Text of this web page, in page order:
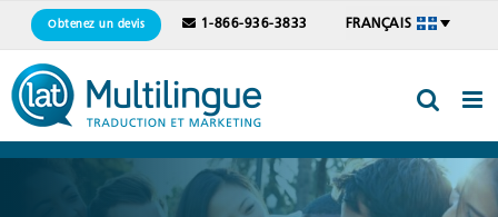
Skip
content
Obtenez un devis 1-866-936-3833 FRANÇAIS